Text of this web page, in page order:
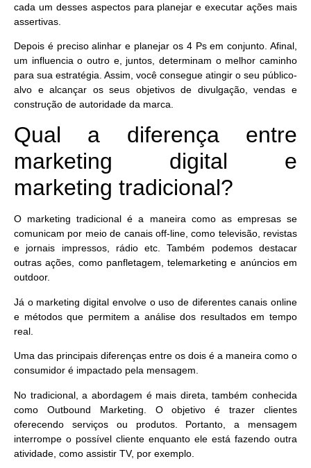
cada um desses aspectos para planejar e executar ações mais
assertivas.
Depois é preciso alinhar e planejar os 4 Ps em conjunto. Afinal,
um influencia o outro e, juntos, determinam o melhor caminho
para sua estratégia. Assim, você consegue atingir o seu público-
alvo e alcançar os seus objetivosde divulgação, vendas e
construção de autoridade da marca.
Qual a diferença entre
marketing digital e
marketing tradicional?
O marketing tradicional é a maneira como as empresasse
comunicam por meio de canais off-line, como televisão, revistas
e jornais impressos, rádio etc. Também podemos destacar
outras ações, como panfletagem, telemarketing e anúncios em
outdoor.
Já o marketing digital envolve o uso de diferentes canais online
e métodos que permitem a análise dos resultados em tempo
real.
Uma das principais diferenças entre os dois é a maneira como o
consumidor é impactado pela mensagem.
No tradicional, a abordagem é mais direta, também conhecida
como Outbound Marketing . O objetivo é trazer clientes
oferecendo serviços ou produtos. Portanto, a mensagem
interrompe o possível cliente enquanto ele está fazendo outra
atividade, como assistir TV, por exemplo.